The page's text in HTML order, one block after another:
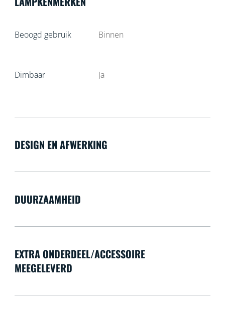
Beoogd gebruik Binnen
Dimbaar Ja
DESIGN EN AFWERKING
DUURZAAMHEID
EXTRA ONDERDEEL/ACCESSOIRE
MEEGELEVERD